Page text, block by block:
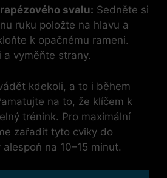
svalu: Sedněte si
ruku položte na ‌hlavu a‍
k opačnému rameni.
a vyměňte strany.
kdekoli, a to i⁤ během​
na to,‍ že klíčem k
trénink. Pro maximální
zařadit tyto cviky do
⁣na 10–15 minut.